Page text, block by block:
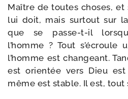
Maître de toutes choses, et
lui doit, mais sur­tout sur
que se passe-​t-​il
l’homme ? Tout s’é­croule
l’homme est chan­geant.
est orien­tée vers Dieu
même est stable. Il est,